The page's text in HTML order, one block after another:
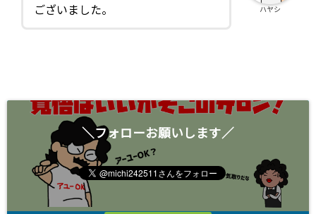
ございました。
ハヤシ
＼フォローお願いします／